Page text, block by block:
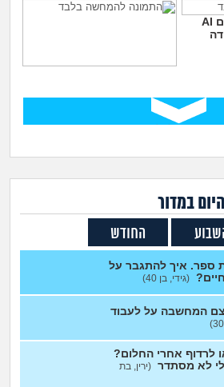
מתחם הטיפים
מדורים
זוגיות
הורות ומשפחה
מתבגרים
מהבקו"ם... ועד מתי?!
לימודים וסטודנטים
חיפוש שאלות
הרשמה
אני מעצבת גרפית, האם AI
(סזרק, בן 27)
יוםבמדור
החודש
ספר. איך להתגבר על
(גידי, בן 40)
המחשבה על לעבוד
לרדוף אחרי החלום?
לא מסתדר (ירין, בת